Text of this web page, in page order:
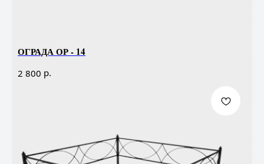
ОГРАДА ОР - 14
2 800 р.